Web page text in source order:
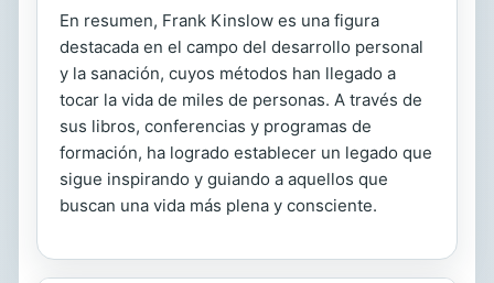
En resumen, Frank Kinslow es una figura
destacada en el campo del desarrollo personal
y la sanación, cuyos métodos han llegado a
tocar la vida de miles de personas. A través de
sus libros, conferencias y programas de
formación, ha logrado establecer un legado que
sigue inspirando y guiando a aquellos que
buscan una vida más plena y consciente.